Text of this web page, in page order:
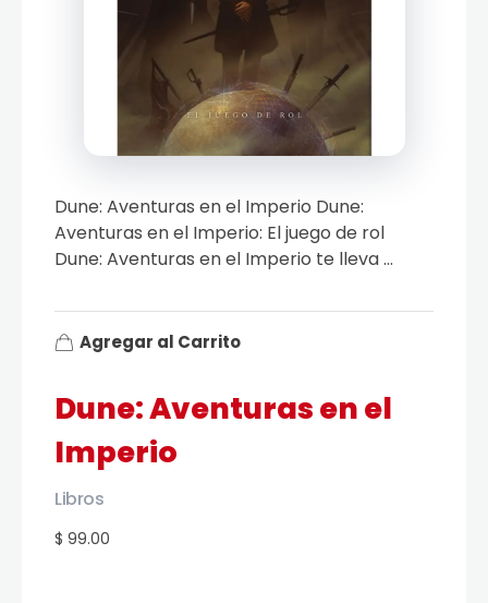
Dune: Aventuras en el
Imperio
$ 99.00
Libros
Dune: Aventuras en el Imperio Dune:
Aventuras en el Imperio: El juego de rol
Dune: Aventuras en el Imperio te lleva ...
Agregar al Carrito